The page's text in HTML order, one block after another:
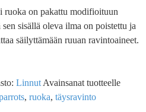
ruoka on pakattu modifioituun
sisällä oleva ilma on poistettu ja
säilyttämään ruuan ravintoaineet.
Linnut Avainsanat tuotteelle
, ruoka, täysravinto